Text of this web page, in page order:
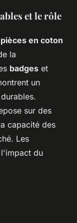
et le rôle
pièces en coton
la
badges et
un
sur des
capacité des
Les
du